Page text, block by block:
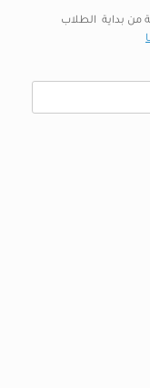
من بداية الطلاب